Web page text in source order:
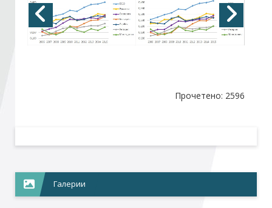
Членове
Прочетено: 2596
Галерии